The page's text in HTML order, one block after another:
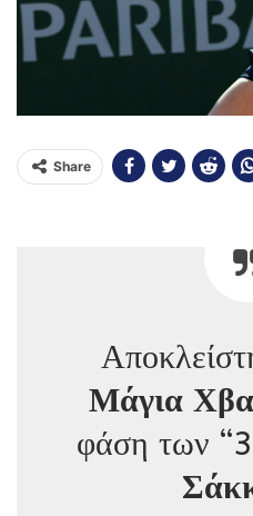
Share
Μάγια
φάση των